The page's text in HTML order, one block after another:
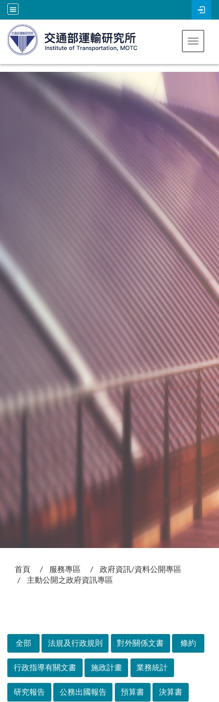
跳到主要內容
Toggle
首頁 服務專區
政府資訊/資料公開專區
主動公開之政府資訊專區
全部 法規及行政規則 對外關係文書 條約
行政指導有關文書 施政計畫 業務統計
研究報告 公務出國報告 預算書 決算書